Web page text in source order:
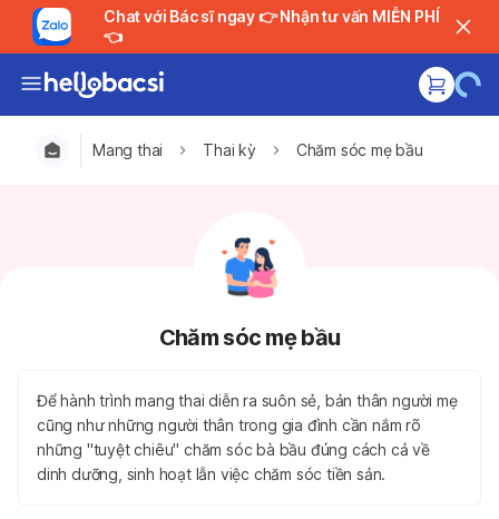
Chat với Bác sĩ ngay 👉 Nhận tư vấn MIỄN PHÍ
👈
Mang thai Thai kỳ Chăm sóc mẹ bầu
Chăm sóc mẹ bầu
Để hành trình mang thai diễn ra suôn sẻ, bản thân người mẹ
cũng như những người thân trong gia đình cần nắm rõ
những "tuyệt chiêu" chăm sóc bà bầu đúng cách cả về
dinh dưỡng, sinh hoạt lẫn việc chăm sóc tiền sản.